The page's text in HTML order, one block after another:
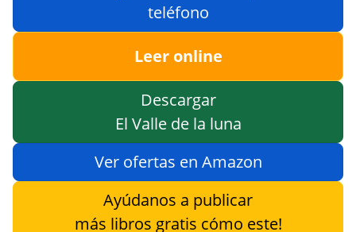
teléfono
Leer online
Descargar
El Valle de la luna
Ver ofertas en Amazon
Ayúdanos a publicar
más libros gratis cómo este!